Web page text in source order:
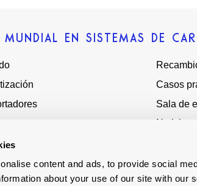
content and ads, to provide social
about your use of our site with our
MUNDIAL EN SISTEMAS DE
Casos
Sala de
Noticias
mundiales
Terms -